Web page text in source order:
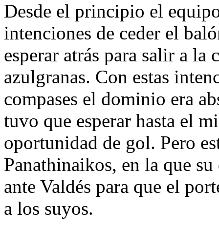
Desde el principio el
intenciones de ceder el
esperar atrás para salir a la
azulgranas. Con estas
compases el dominio era
tuvo que esperar hasta el
oportunidad de gol. Pero
Panathinaikos, en la que
ante Valdés para que el
a los suyos.